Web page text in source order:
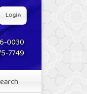
0030
7749
Login